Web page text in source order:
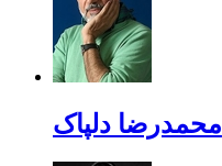
محمدرضا دلپاک